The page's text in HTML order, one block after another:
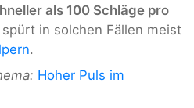
als 100 Schläge pro
in solchen Fällen meist
.
Hoher Puls im